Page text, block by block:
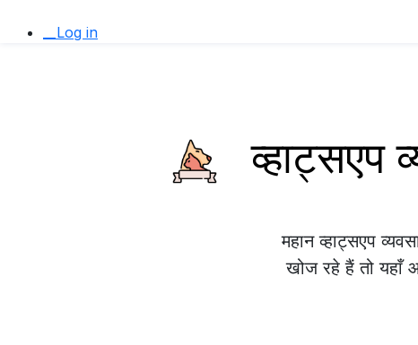
__Log in
महान व्हाट्सएप
खोज रहे हैं तो यहाँ